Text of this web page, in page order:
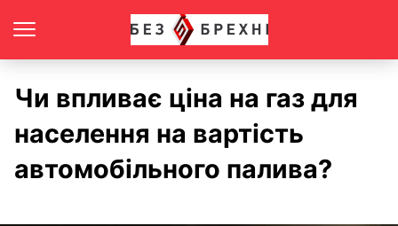
Чи впливає ціна на газ для
населення на вартість
автомобільного палива?